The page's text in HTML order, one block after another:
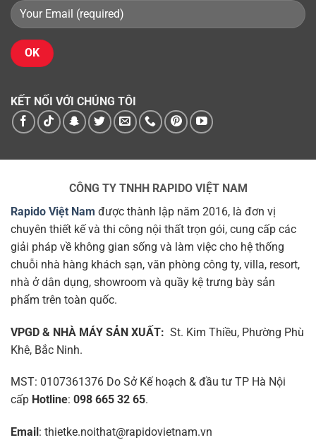
KẾT NỐI VỚI CHÚNG TÔI
CÔNG TY TNHH RAPIDO VIỆT NAM
Rapido Việt Nam được thành lập năm 2016, là đơn vị
chuyên thiết kế và thi công nội thất trọn gói, cung cấp các
giải pháp về không gian sống và làm việc cho hệ thống
chuỗi nhà hàng khách sạn, văn phòng công ty, villa, resort,
nhà ở dân dụng, showroom và quầy kệ trưng bày sản
phẩm trên toàn quốc.
VPGD & NHÀ MÁY SẢN XUẤT: St. Kim Thiều, Phường Phù
Khê, Bắc Ninh.
MST: 0107361376 Do Sở Kế hoạch & đầu tư TP Hà Nội
cấp Hotline: 098 665 32 65.
Email: thietke.noithat@rapidovietnam.vn